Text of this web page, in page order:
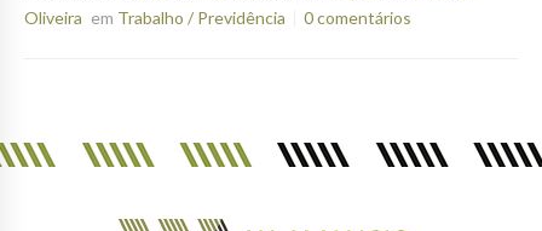
Oliveira em Trabalho / Previdência 0 comentários